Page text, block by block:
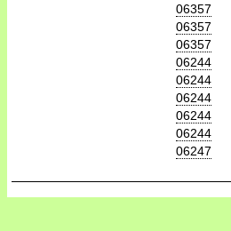
06357
06357
06357
06244
06244
06244
06244
06244
06247